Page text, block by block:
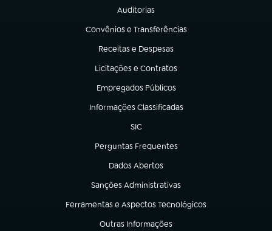
Auditorias
(abre em nova aba)
Convênios e Transferências
(abre em nova aba)
Receitas e Despesas
(abre em nova aba)
Licitações e Contratos
(abre em nova aba)
Empregados Públicos
(abre em nova aba)
Informações Classificadas
(abre em nova aba)
SIC
(abre em nova aba)
Perguntas Frequentes
(abre em nova aba)
Dados Abertos
(abre em nova aba)
Sanções Administrativas
(abre em nova aba)
Ferramentas e Aspectos Tecnológicos
(abre em nova aba)
Outras Informações
(abre em nova aba)